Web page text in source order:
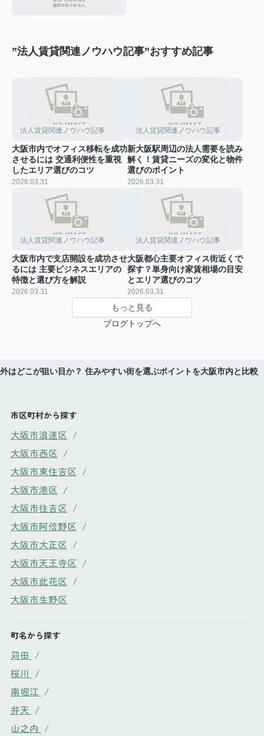
”法人賃貸関連ノウハウ記事”おすすめ記事
法人賃貸関連ノウハウ記事
大阪市内でオフィス移転を成功
させるには 交通利便性を重視
したエリア選びのコツ
2026.03.31
法人賃貸関連ノウハウ記事
新大阪駅周辺の法人需要を読み
解く！賃貸ニーズの変化と物件
選びのポイント
2026.03.31
法人賃貸関連ノウハウ記事
大阪市内で支店開設を成功させ
るには 主要ビジネスエリアの
特徴と選び方を解説
2026.03.31
法人賃貸関連ノウハウ記事
大阪都心主要オフィス街近くで
探す？単身向け家賃相場の目安
とエリア選びのコツ
2026.03.31
もっと見る
ブログトップへ
はどこが狙い目か？ 住みやすい街を選ぶポイントを大阪市内と比較
市区町村から探す
大阪市浪速区 /
大阪市西区 /
大阪市東住吉区 /
大阪市港区 /
大阪市住吉区 /
大阪市阿倍野区 /
大阪市大正区 /
大阪市天王寺区 /
大阪市此花区 /
大阪市生野区
町名から探す
苅田 /
桜川 /
南堀江 /
弁天 /
山之内 /